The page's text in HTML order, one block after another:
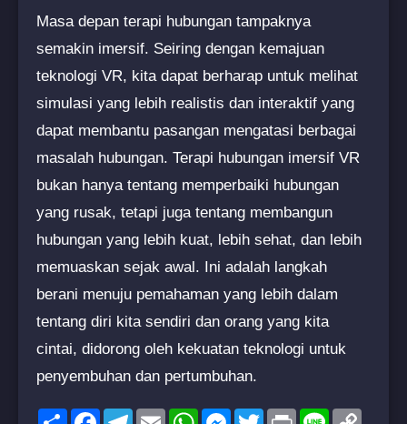
Masa depan terapi hubungan tampaknya
semakin imersif. Seiring dengan kemajuan
teknologi VR, kita dapat berharap untuk melihat
simulasi yang lebih realistis dan interaktif yang
dapat membantu pasangan mengatasi berbagai
masalah hubungan. Terapi hubungan imersif VR
bukan hanya tentang memperbaiki hubungan
yang rusak, tetapi juga tentang membangun
hubungan yang lebih kuat, lebih sehat, dan lebih
memuaskan sejak awal. Ini adalah langkah
berani menuju pemahaman yang lebih dalam
tentang diri kita sendiri dan orang yang kita
cintai, didorong oleh kekuatan teknologi untuk
penyembuhan dan pertumbuhan.
ShareFacebookTelegram
EmailWhatsAppMessenger
TwitterPrint Line